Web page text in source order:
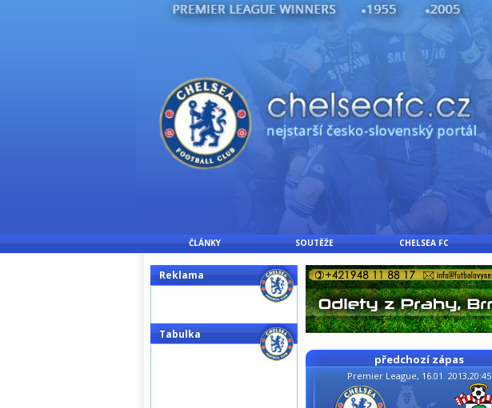
ČLÁNKY SOUTĚŽE CHELSEA FC
předchozí zápas
Premier League, 16.01. 2013,20:45
Reklama
Tabulka